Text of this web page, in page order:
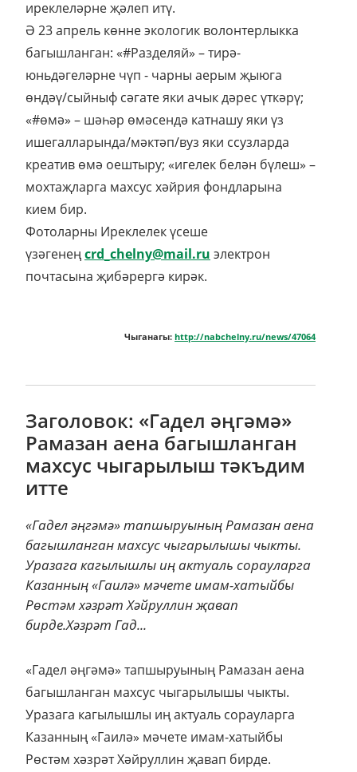
иреклеләрне җәлеп итү.
Ә 23 апрель көнне экологик волонтерлыкка
багышланган: «#Разделяй» – тирә-
юньдәгеләрне чүп - чарны аерым җыюга
өндәү/сыйныф сәгате яки ачык дәрес үткәрү;
«#өмә» – шәһәр өмәсендә катнашу яки үз
ишегалларында/мәктәп/вуз яки ссузларда
креатив өмә оештыру; «игелек белән бүлеш» –
мохтаҗларга махсус хәйрия фондларына
кием бир.
Фотоларны Иреклелек үсеше
үзәгенеңcrd_chelny@mail.ru электрон
почтасына җибәрергә кирәк.
Чыганагы: http://nabchelny.ru/news/47064
Заголовок: «Гадел әңгәмә»
Рамазан аена багышланган
махсус чыгарылыш тәкъдим
итте
«Гадел әңгәмә» тапшыруының Рамазан аена
багышланган махсус чыгарылышы чыкты.
Уразага кагылышлы иң актуаль сорауларга
Казанның «Гаилә» мәчете имам-хатыйбы
Рөстәм хәзрәт Хәйруллин җавап
бирде.Хәзрәт Гад...
«Гадел әңгәмә» тапшыруының Рамазан аена
багышланган махсус чыгарылышы чыкты.
Уразага кагылышлы иң актуаль сорауларга
Казанның «Гаилә» мәчете имам-хатыйбы
Рөстәм хәзрәт Хәйруллин җавап бирде.